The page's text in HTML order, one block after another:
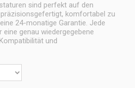
sind perfekt auf den
komfortabel zu
24-monatige Garantie. Jede
genau wiedergegebene
und